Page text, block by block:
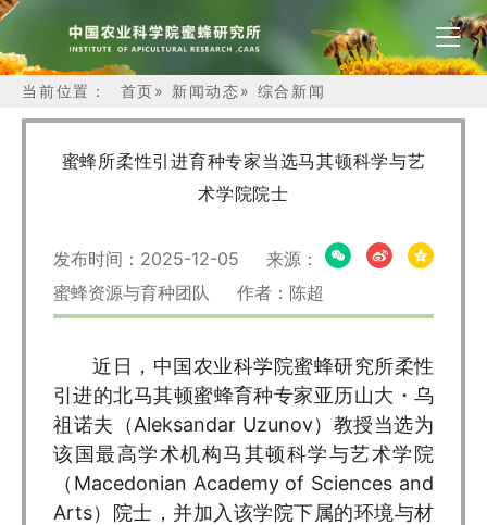
当前位置： 首页» 新闻动态» 综合新闻
蜜蜂所柔性引进育种专家当选马其顿科学与艺
术学院院士
发布时间：2025-12-05 来源：
蜜蜂资源与育种团队 作者：陈超
近日，中国农业科学院蜜蜂研究所柔性
引进的北马其顿蜜蜂育种专家亚历山大・乌
祖诺夫（Aleksandar Uzunov）教授当选为
该国最高学术机构马其顿科学与艺术学院
（Macedonian Academy of Sciences and
Arts）院士，并加入该学院下属的环境与材